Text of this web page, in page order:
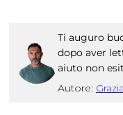
Ti auguro
dopo aver
aiuto non
Autore: